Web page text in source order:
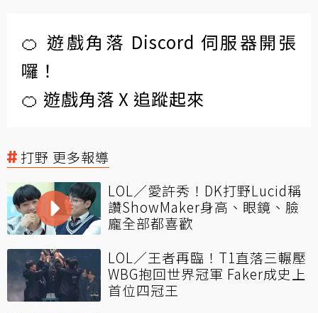
🍊 遊戲角落 Discord 伺服器開張
囉！
🍊 遊戲角落 X 追蹤起來
打野 更多報導
LOL／愛許秀！DK打野Lucid稱
讚ShowMaker身高、眼鏡、臉
龐全部都喜歡
LOL／王者再臨！T1直落三輾壓
WBG抱回世界冠軍 Faker成史上
首位四冠王